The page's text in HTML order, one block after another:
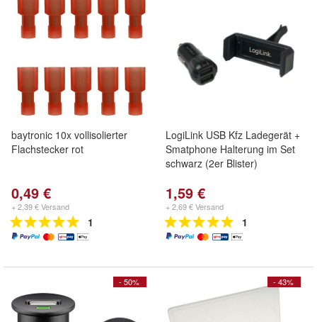
baytronic 10x vollisolierter
Flachstecker rot
0,49 €
+ 2,39 € Versand
1
LogiLink USB Kfz Ladegerät +
Smatphone Halterung im Set
schwarz (2er Blister)
1,59 €
+ 2,69 € Versand
1
- 50% - 43%